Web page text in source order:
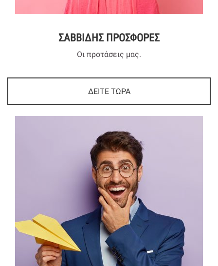
ΣΑΒΒΙΔΗΣ ΠΡΟΣΦΟΡΕΣ
Οι προτάσεις μας.
ΔΕΙΤΕ ΤΩΡΑ